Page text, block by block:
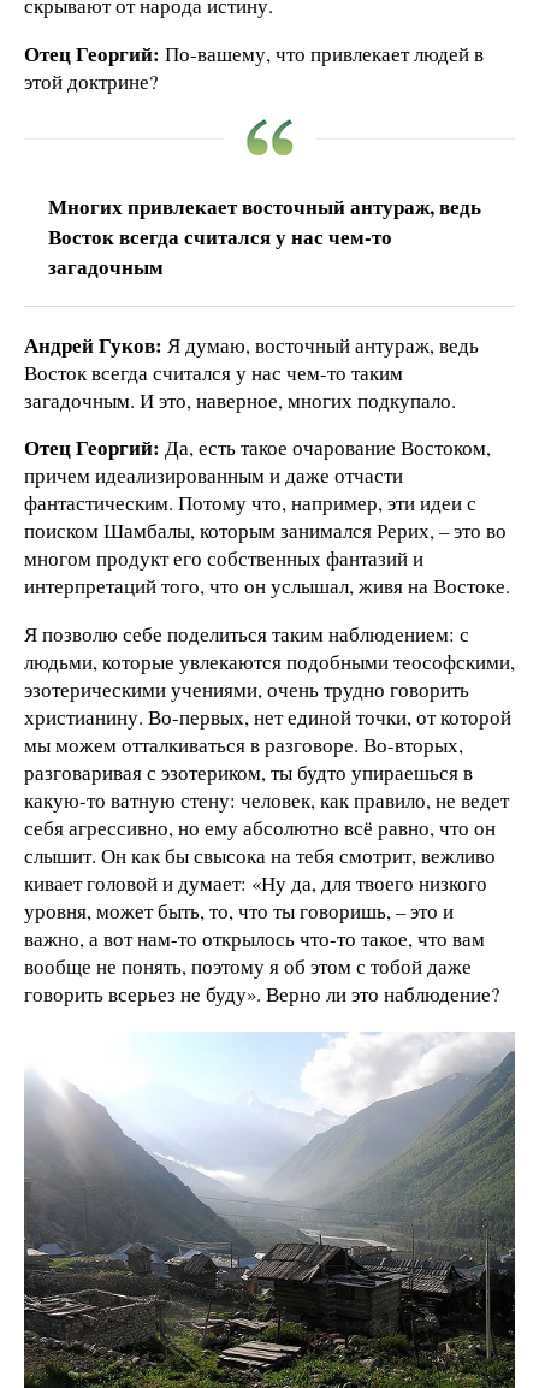
Отец Георгий: По-вашему, что привлекает людей в
этой доктрине?
Многих привлекает восточный антураж, ведь
Восток всегда считался у нас чем-то
загадочным
Андрей Гуков: Я думаю, восточный антураж, ведь
Восток всегда считался у нас чем-то таким
загадочным. И это, наверное, многих подкупало.
Отец Георгий: Да, есть такое очарование Востоком,
причем идеализированным и даже отчасти
фантастическим. Потому что, например, эти идеи с
поиском Шамбалы, которым занимался Рерих, – это во
многом продукт его собственных фантазий и
интерпретаций того, что он услышал, живя на Востоке.
Я позволю себе поделиться таким наблюдением: с
людьми, которые увлекаются подобными теософскими,
эзотерическими учениями, очень трудно говорить
христианину. Во-первых, нет единой точки, от которой
мы можем отталкиваться в разговоре. Во-вторых,
разговаривая с эзотериком, ты будто упираешься в
какую-то ватную стену: человек, как правило, не ведет
себя агрессивно, но ему абсолютно всё равно, что он
слышит. Он как бы свысока на тебя смотрит, вежливо
кивает головой и думает: «Ну да, для твоего низкого
уровня, может быть, то, что ты говоришь, – это и
важно, а вот нам-то открылось что-то такое, что вам
вообще не понять, поэтому я об этом с тобой даже
говорить всерьез не буду». Верно ли это наблюдение?